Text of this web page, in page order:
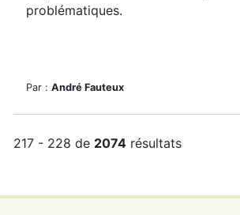
problématiques.
Par : André Fauteux
217 - 228 de 2074 résultats